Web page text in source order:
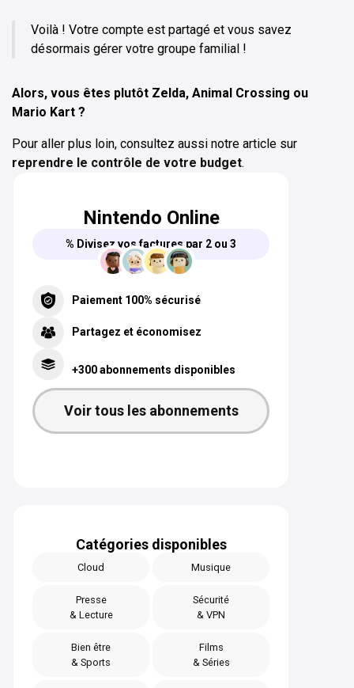
Voilà ! Votre compte est partagé et vous savez
désormais gérer votre groupe familial !
Alors, vous êtes plutôt Zelda, Animal Crossing ou
Mario Kart ?
Pour aller plus loin, consultez aussi notre article sur
reprendre le contrôle de votre budget.
Nintendo Online
% Divisez vos factures par 2 ou 3
Paiement 100% sécurisé
Partagez et économisez
+300 abonnements disponibles
Voir tous les abonnements
Catégories disponibles
Cloud Musique
Presse
& Lecture
Sécurité
& VPN
Bien être
& Sports
Films
& Séries